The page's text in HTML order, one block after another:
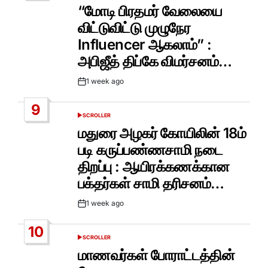
“மோடி பிரதமர் வேலையை
விட்டுவிட்டு முழுநேர
Influencer ஆகலாம்” :
அபிஜீத் திப்கே விமர்சனம்…
Post1 week ago
9
POSTED
SCROLLER
மதுரை அழகர் கோயிலின் 18ம்
படி கருப்பண்ணசாமி நடை
திறப்பு : ஆயிரக்கணக்கான
பக்தர்கள் சாமி தரிசனம்…
Post1 week ago
10
POSTED
SCROLLER
மாணவர்கள் போராட்டத்தின்